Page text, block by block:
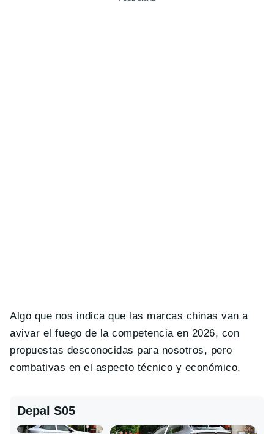
Algo que nos indica que las marcas chinas van a
avivar el fuego de la competencia en 2026, con
propuestas desconocidas para nosotros, pero
combativas en el aspecto técnico y económico.
Depal S05